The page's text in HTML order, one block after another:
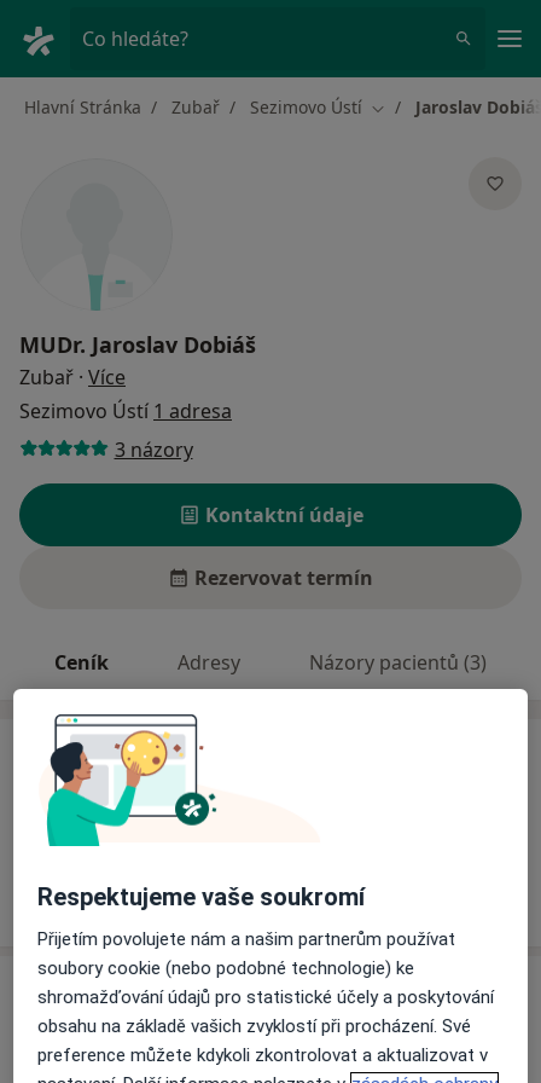
Co hledáte?
Hlavní Stránka Zubař Sezimovo Ústí Změna města
Jaroslav
MUDr. Jaroslav Dobiáš
Zubař · Více
Sezimovo Ústí 1 adresa
3 názory
Kontaktní údaje
Rezervovat termín
Ceník Adresy Názory pacientů (3)
Ceník
Informace o službách a cenách nejsou k dispozici
Tento specialista ještě nepřidával žádné informace o
Adresa
Praktický zubní lékař
nám. Tomáše Bati 419, Sezimovo Ústí39102
Respektujeme vaše soukromí
Přijetím povolujete nám a našim partnerům používat
soubory cookie (nebo podobné technologie) ke
shromažďování údajů pro statistické účely a poskytování
obsahu na základě vašich zvyklostí při procházení. Své
preference můžete kdykoli zkontrolovat a aktualizovat v